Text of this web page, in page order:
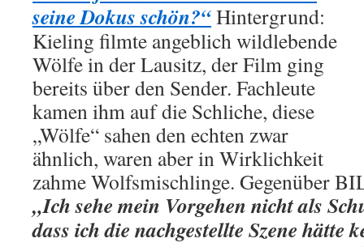
seine Dokus schön?“Hintergrund:
Kieling filmte angeblich wildlebende
Wölfe in der Lausitz, der Film ging
bereits über den Sender. Fachleute
kamen ihm auf die Schliche, diese
„Wölfe“ sahen den echten zwar
ähnlich, waren aber in Wirklichkeit
zahme Wolfsmischlinge. Gegenüber
„Ich sehe mein Vorgehen nicht als
dass ich die nachgestellte Szene hätte